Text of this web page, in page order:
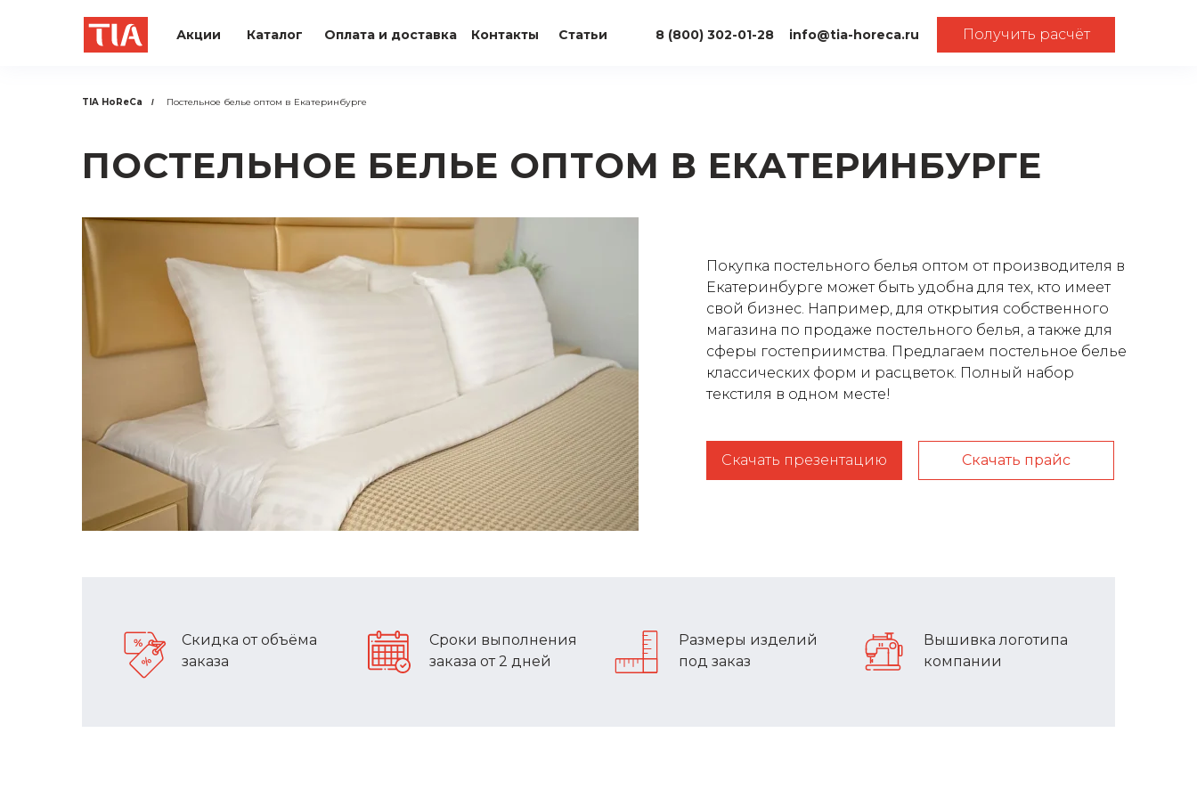
8 (800) 302-01-28
Каталог
Акции Контакты info@tia-horeca.ru Получить расчёт
Статьи
Оплата и доставка
TIA HoReCa / Постельное белье оптом в Екатеринбурге
ПОСТЕЛЬНОЕ БЕЛЬЕ ОПТОМ В ЕКАТЕРИНБУРГЕ
Покупка постельного белья оптом от производителя в
Екатеринбурге может быть удобна для тех, кто имеет
свой бизнес. Например, для открытия собственного
магазина по продаже постельного белья, а также для
сферы гостеприимства. Предлагаем постельное белье
классических форм и расцветок. Полный набор
текстиля в одном месте!
Скачать презентацию Скачать прайс
Скидка от объёма
заказа
Сроки выполнения
заказа от 2 дней
Размеры изделий
под заказ
Вышивка логотипа
компании